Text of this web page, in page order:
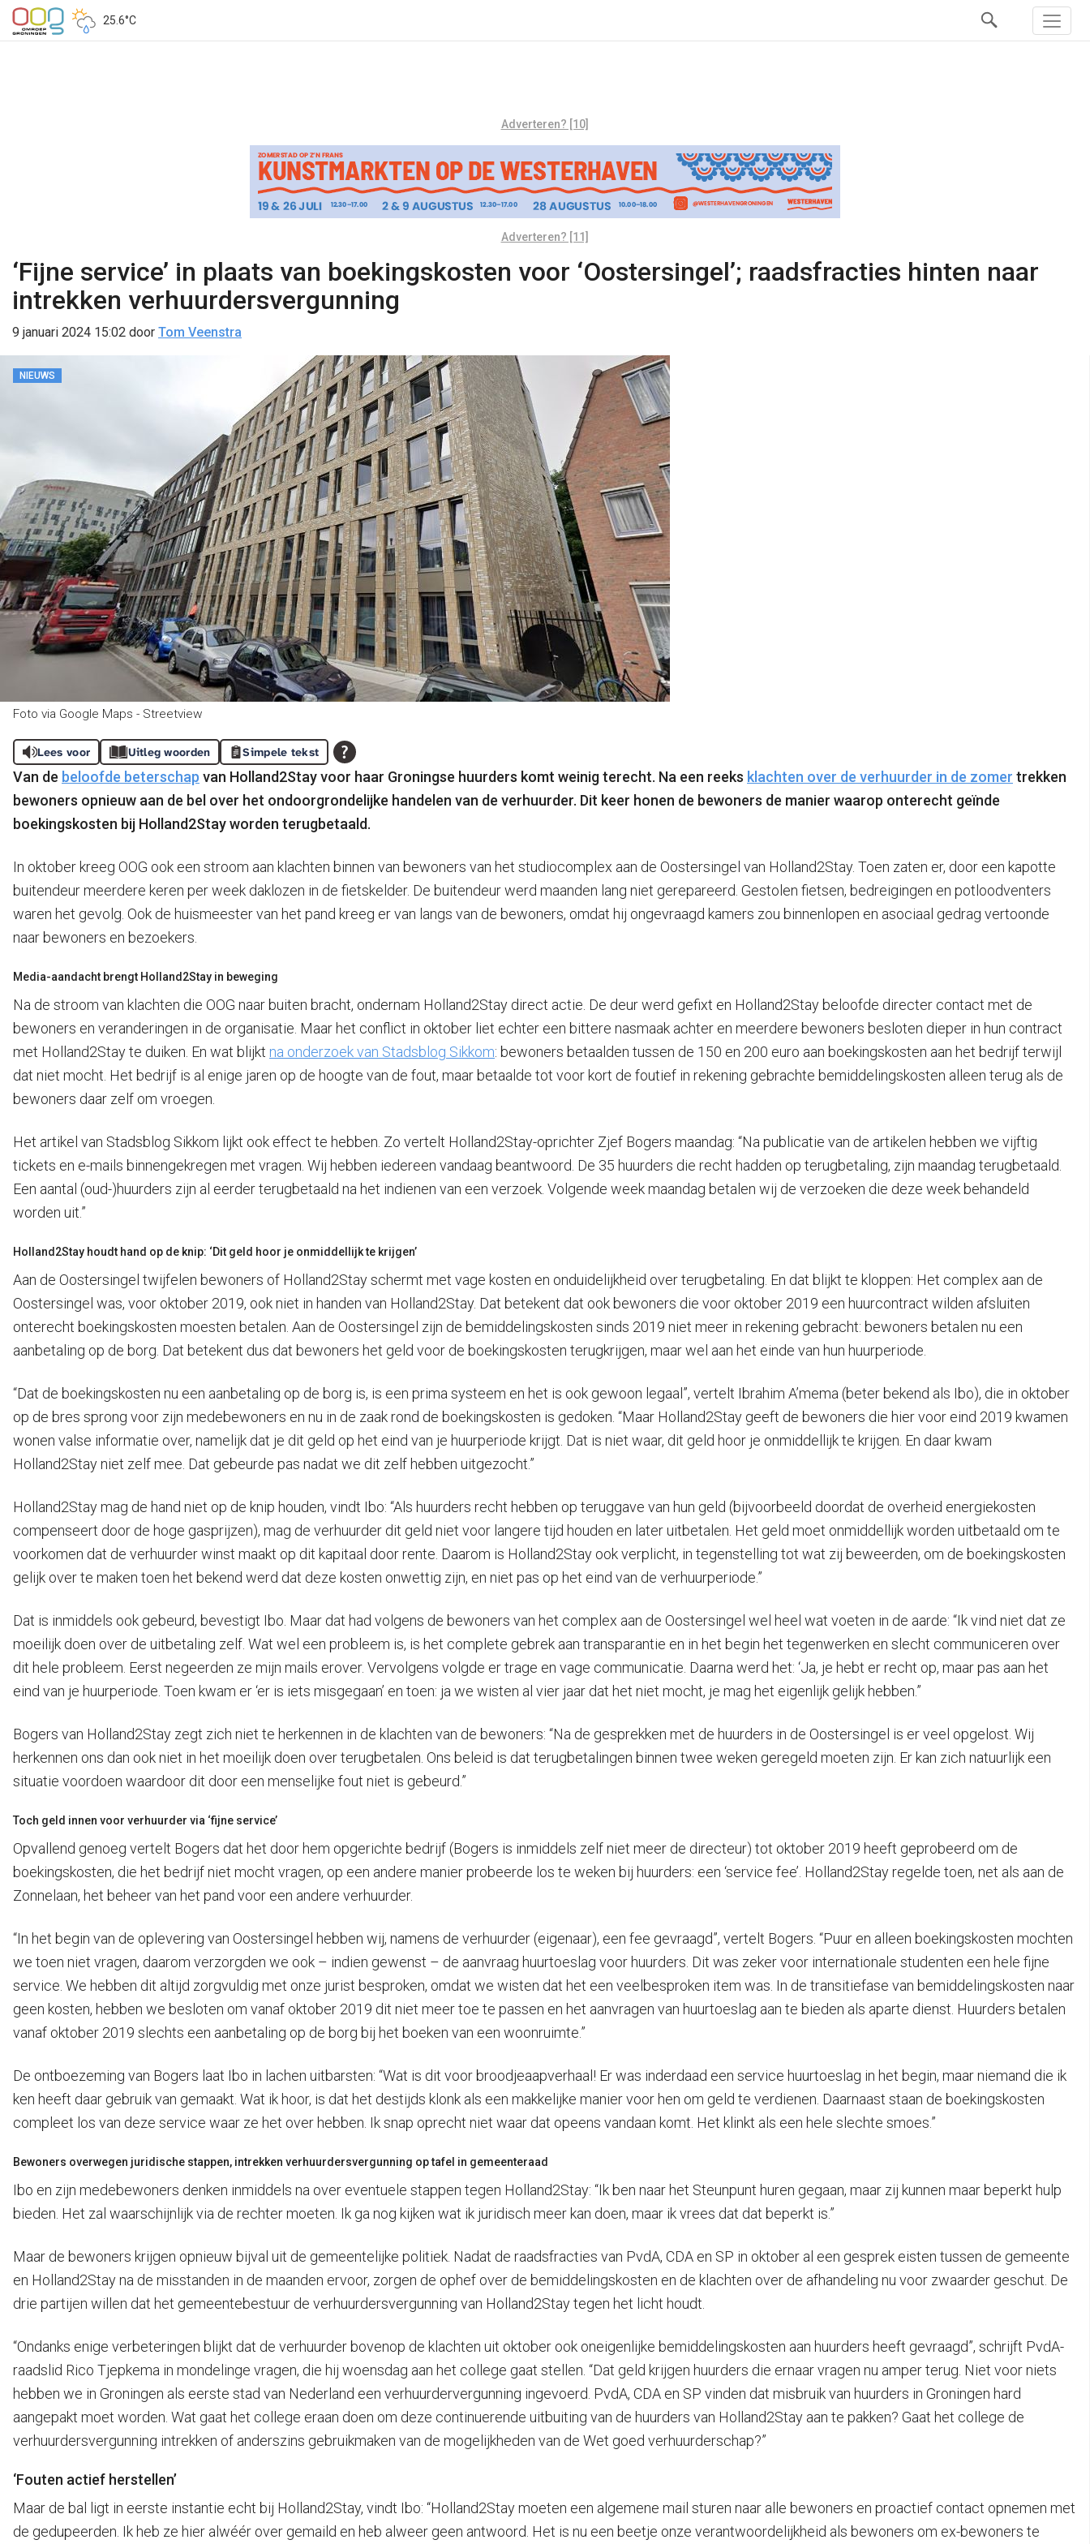
25.6°C
Adverteren? [10]
Adverteren? [11]
‘Fijne service’ in plaats van boekingskosten voor ‘Oostersingel’; raadsfracties hinten naar
intrekken verhuurdersvergunning
9 januari 2024 15:02 door Tom Veenstra
NIEUWS
Foto via Google Maps - Streetview
Lees voor Uitleg woorden Simpele tekst
Van de beloofde beterschap van Holland2Stay voor haar Groningse huurders komt weinig terecht. Na een reeks klachten over de verhuurder in de zomer trekken
bewoners opnieuw aan de bel over het ondoorgrondelijke handelen van de verhuurder. Dit keer honen de bewoners de manier waarop onterecht geïnde
boekingskosten bij Holland2Stay worden terugbetaald.
In oktober kreeg OOG ook een stroom aan klachten binnen van bewoners van het studiocomplex aan de Oostersingel van Holland2Stay. Toen zaten er, door een kapotte
buitendeur meerdere keren per week daklozen in de fietskelder. De buitendeur werd maanden lang niet gerepareerd. Gestolen fietsen, bedreigingen en potloodventers
waren het gevolg. Ook de huismeester van het pand kreeg er van langs van de bewoners, omdat hij ongevraagd kamers zou binnenlopen en asociaal gedrag vertoonde
naar bewoners en bezoekers.
Media-aandacht brengt Holland2Stay in beweging
Na de stroom van klachten die OOG naar buiten bracht, ondernam Holland2Stay direct actie. De deur werd gefixt en Holland2Stay beloofde directer contact met de
bewoners en veranderingen in de organisatie. Maar het conflict in oktober liet echter een bittere nasmaak achter en meerdere bewoners besloten dieper in hun contract
met Holland2Stay te duiken. En wat blijkt na onderzoek van Stadsblog Sikkom: bewoners betaalden tussen de 150 en 200 euro aan boekingskosten aan het bedrijf terwijl
dat niet mocht. Het bedrijf is al enige jaren op de hoogte van de fout, maar betaalde tot voor kort de foutief in rekening gebrachte bemiddelingskosten alleen terug als de
bewoners daar zelf om vroegen.
Het artikel van Stadsblog Sikkom lijkt ook effect te hebben. Zo vertelt Holland2Stay-oprichter Zjef Bogers maandag: “Na publicatie van de artikelen hebben we vijftig
tickets en e-mails binnengekregen met vragen. Wij hebben iedereen vandaag beantwoord. De 35 huurders die recht hadden op terugbetaling, zijn maandag terugbetaald.
Een aantal (oud-)huurders zijn al eerder terugbetaald na het indienen van een verzoek. Volgende week maandag betalen wij de verzoeken die deze week behandeld
worden uit.”
Holland2Stay houdt hand op de knip: ‘Dit geld hoor je onmiddellijk te krijgen’
Aan de Oostersingel twijfelen bewoners of Holland2Stay schermt met vage kosten en onduidelijkheid over terugbetaling. En dat blijkt te kloppen: Het complex aan de
Oostersingel was, voor oktober 2019, ook niet in handen van Holland2Stay. Dat betekent dat ook bewoners die voor oktober 2019 een huurcontract wilden afsluiten
onterecht boekingskosten moesten betalen. Aan de Oostersingel zijn de bemiddelingskosten sinds 2019 niet meer in rekening gebracht: bewoners betalen nu een
aanbetaling op de borg. Dat betekent dus dat bewoners het geld voor de boekingskosten terugkrijgen, maar wel aan het einde van hun huurperiode.
“Dat de boekingskosten nu een aanbetaling op de borg is, is een prima systeem en het is ook gewoon legaal”, vertelt Ibrahim A’mema (beter bekend als Ibo), die in oktober
op de bres sprong voor zijn medebewoners en nu in de zaak rond de boekingskosten is gedoken. “Maar Holland2Stay geeft de bewoners die hier voor eind 2019 kwamen
wonen valse informatie over, namelijk dat je dit geld op het eind van je huurperiode krijgt. Dat is niet waar, dit geld hoor je onmiddellijk te krijgen. En daar kwam
Holland2Stay niet zelf mee. Dat gebeurde pas nadat we dit zelf hebben uitgezocht.”
Holland2Stay mag de hand niet op de knip houden, vindt Ibo: “Als huurders recht hebben op teruggave van hun geld (bijvoorbeeld doordat de overheid energiekosten
compenseert door de hoge gasprijzen), mag de verhuurder dit geld niet voor langere tijd houden en later uitbetalen. Het geld moet onmiddellijk worden uitbetaald om te
voorkomen dat de verhuurder winst maakt op dit kapitaal door rente. Daarom is Holland2Stay ook verplicht, in tegenstelling tot wat zij beweerden, om de boekingskosten
gelijk over te maken toen het bekend werd dat deze kosten onwettig zijn, en niet pas op het eind van de verhuurperiode.”
Dat is inmiddels ook gebeurd, bevestigt Ibo. Maar dat had volgens de bewoners van het complex aan de Oostersingel wel heel wat voeten in de aarde: “Ik vind niet dat ze
moeilijk doen over de uitbetaling zelf. Wat wel een probleem is, is het complete gebrek aan transparantie en in het begin het tegenwerken en slecht communiceren over
dit hele probleem. Eerst negeerden ze mijn mails erover. Vervolgens volgde er trage en vage communicatie. Daarna werd het: ‘Ja, je hebt er recht op, maar pas aan het
eind van je huurperiode. Toen kwam er ‘er is iets misgegaan’ en toen: ja we wisten al vier jaar dat het niet mocht, je mag het eigenlijk gelijk hebben.”
Bogers van Holland2Stay zegt zich niet te herkennen in de klachten van de bewoners: “Na de gesprekken met de huurders in de Oostersingel is er veel opgelost. Wij
herkennen ons dan ook niet in het moeilijk doen over terugbetalen. Ons beleid is dat terugbetalingen binnen twee weken geregeld moeten zijn. Er kan zich natuurlijk een
situatie voordoen waardoor dit door een menselijke fout niet is gebeurd.”
Toch geld innen voor verhuurder via ‘fijne service’
Opvallend genoeg vertelt Bogers dat het door hem opgerichte bedrijf (Bogers is inmiddels zelf niet meer de directeur) tot oktober 2019 heeft geprobeerd om de
boekingskosten, die het bedrijf niet mocht vragen, op een andere manier probeerde los te weken bij huurders: een ‘service fee’. Holland2Stay regelde toen, net als aan de
Zonnelaan, het beheer van het pand voor een andere verhuurder.
“In het begin van de oplevering van Oostersingel hebben wij, namens de verhuurder (eigenaar), een fee gevraagd”, vertelt Bogers. “Puur en alleen boekingskosten mochten
we toen niet vragen, daarom verzorgden we ook – indien gewenst – de aanvraag huurtoeslag voor huurders. Dit was zeker voor internationale studenten een hele fijne
service. We hebben dit altijd zorgvuldig met onze jurist besproken, omdat we wisten dat het een veelbesproken item was. In de transitiefase van bemiddelingskosten naar
geen kosten, hebben we besloten om vanaf oktober 2019 dit niet meer toe te passen en het aanvragen van huurtoeslag aan te bieden als aparte dienst. Huurders betalen
vanaf oktober 2019 slechts een aanbetaling op de borg bij het boeken van een woonruimte.”
De ontboezeming van Bogers laat Ibo in lachen uitbarsten: “Wat is dit voor broodjeaapverhaal! Er was inderdaad een service huurtoeslag in het begin, maar niemand die ik
ken heeft daar gebruik van gemaakt. Wat ik hoor, is dat het destijds klonk als een makkelijke manier voor hen om geld te verdienen. Daarnaast staan de boekingskosten
compleet los van deze service waar ze het over hebben. Ik snap oprecht niet waar dat opeens vandaan komt. Het klinkt als een hele slechte smoes.”
Bewoners overwegen juridische stappen, intrekken verhuurdersvergunning op tafel in gemeenteraad
Ibo en zijn medebewoners denken inmiddels na over eventuele stappen tegen Holland2Stay: “Ik ben naar het Steunpunt huren gegaan, maar zij kunnen maar beperkt hulp
bieden. Het zal waarschijnlijk via de rechter moeten. Ik ga nog kijken wat ik juridisch meer kan doen, maar ik vrees dat dat beperkt is.”
Maar de bewoners krijgen opnieuw bijval uit de gemeentelijke politiek. Nadat de raadsfracties van PvdA, CDA en SP in oktober al een gesprek eisten tussen de gemeente
en Holland2Stay na de misstanden in de maanden ervoor, zorgen de ophef over de bemiddelingskosten en de klachten over de afhandeling nu voor zwaarder geschut. De
drie partijen willen dat het gemeentebestuur de verhuurdersvergunning van Holland2Stay tegen het licht houdt.
“Ondanks enige verbeteringen blijkt dat de verhuurder bovenop de klachten uit oktober ook oneigenlijke bemiddelingskosten aan huurders heeft gevraagd”, schrijft PvdA-
raadslid Rico Tjepkema in mondelinge vragen, die hij woensdag aan het college gaat stellen. “Dat geld krijgen huurders die ernaar vragen nu amper terug. Niet voor niets
hebben we in Groningen als eerste stad van Nederland een verhuurdervergunning ingevoerd. PvdA, CDA en SP vinden dat misbruik van huurders in Groningen hard
aangepakt moet worden. Wat gaat het college eraan doen om deze continuerende uitbuiting van de huurders van Holland2Stay aan te pakken? Gaat het college de
verhuurdersvergunning intrekken of anderszins gebruikmaken van de mogelijkheden van de Wet goed verhuurderschap?”
‘Fouten actief herstellen’
Maar de bal ligt in eerste instantie echt bij Holland2Stay, vindt Ibo: “Holland2Stay moeten een algemene mail sturen naar alle bewoners en proactief contact opnemen met
de gedupeerden. Ik heb ze hier alwéér over gemaild en heb alweer geen antwoord. Het is nu een beetje onze verantwoordelijkheid als bewoners om ex-bewoners te